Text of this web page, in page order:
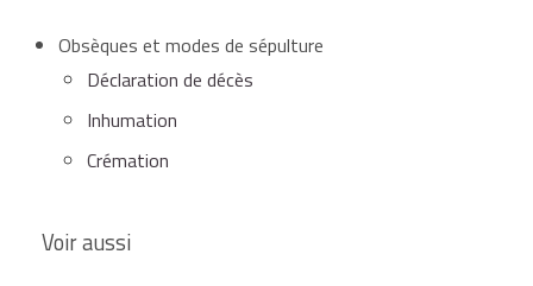
Obsèques et modes de sépulture
Déclaration de décès
Inhumation
Crémation
Voir aussi